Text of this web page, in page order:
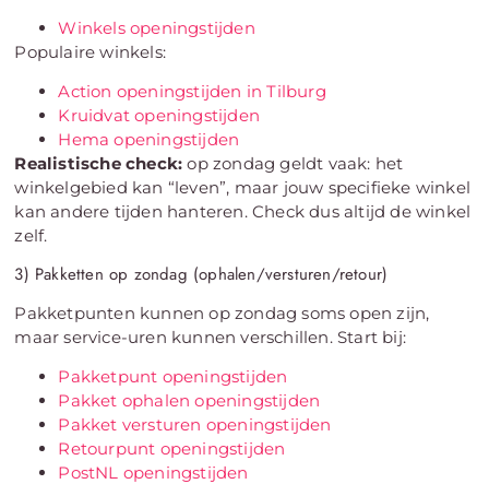
Winkels openingstijden
Populaire winkels:
Action openingstijden in Tilburg
Kruidvat openingstijden
Hema openingstijden
Realistische check: op zondag geldt vaak: het
winkelgebied kan “leven”, maar jouw specifieke winkel
kan andere tijden hanteren. Check dus altijd de winkel
zelf.
3) Pakketten op zondag (ophalen/versturen/retour)
Pakketpunten kunnen op zondag soms open zijn,
maar service-uren kunnen verschillen. Start bij:
Pakketpunt openingstijden
Pakket ophalen openingstijden
Pakket versturen openingstijden
Retourpunt openingstijden
PostNL openingstijden